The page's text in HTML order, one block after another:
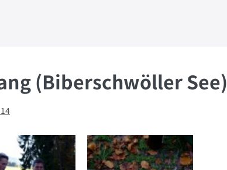
(Biberschwöller See)